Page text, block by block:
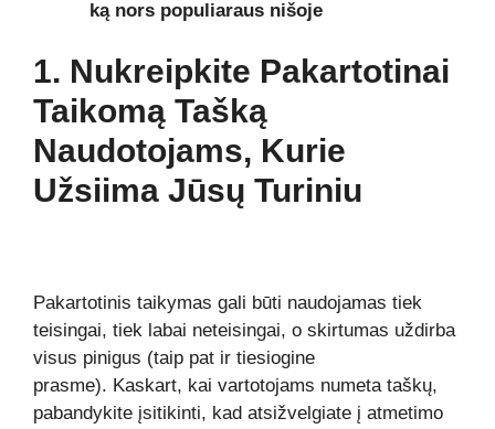
ką nors populiaraus nišoje
1. Nukreipkite Pakartotinai
Taikomą Tašką
Naudotojams, Kurie
Užsiima Jūsų Turiniu
Pakartotinis taikymas gali būti naudojamas tiek
teisingai, tiek labai neteisingai, o skirtumas uždirba
visus pinigus (taip pat ir tiesiogine
prasme). Kaskart, kai vartotojams numeta taškų,
pabandykite įsitikinti, kad atsižvelgiate į atmetimo